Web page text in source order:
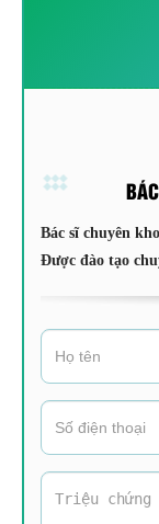
Bác sĩ chuyên
Được đào tạo